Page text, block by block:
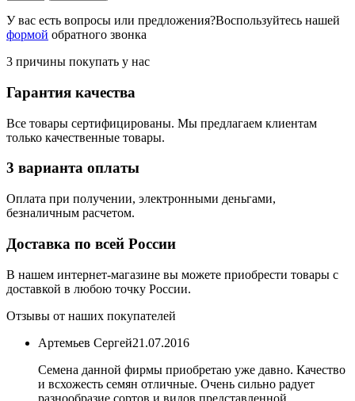
У вас есть вопросы или предложения?Воспользуйтесь нашей
формой обратного звонка
3 причины покупать у нас
Гарантия качества
Все товары сертифицированы. Мы предлагаем клиентам
только качественные товары.
3 варианта оплаты
Оплата при получении, электронными деньгами,
безналичным расчетом.
Доставка по всей России
В нашем интернет-магазине вы можете приобрести товары с
доставкой в любою точку России.
Отзывы от наших покупателей
Артемьев Сергей21.07.2016
Семена данной фирмы приобретаю уже давно. Качество
и всхожесть семян отличные. Очень сильно радует
разнообразие сортов и видов представленной